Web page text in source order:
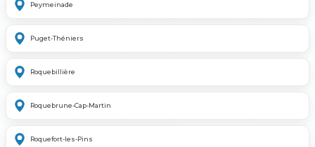
Peymeinade
Puget-Théniers
Roquebillière
Roquebrune-Cap-Martin
Roquefort-les-Pins